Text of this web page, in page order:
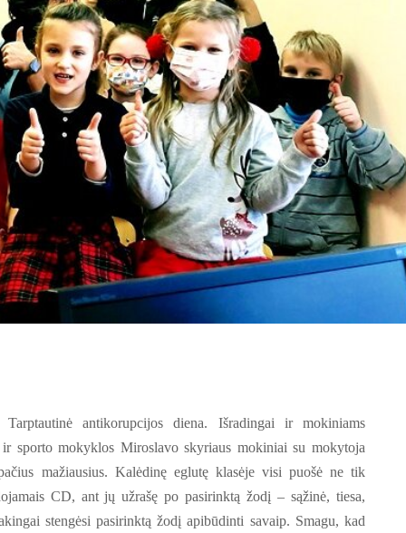
antikorupcijos diena. Išradingai ir mokiniams
sporto mokyklos Miroslavo skyriaus mokiniai su mokytoja
mažiausius. Kalėdinę eglutę klasėje visi puošė ne tik
CD, ant jų užrašę po pasirinktą žodį – sąžinė, tiesa,
stengėsi pasirinktą žodį apibūdinti savaip. Smagu, kad